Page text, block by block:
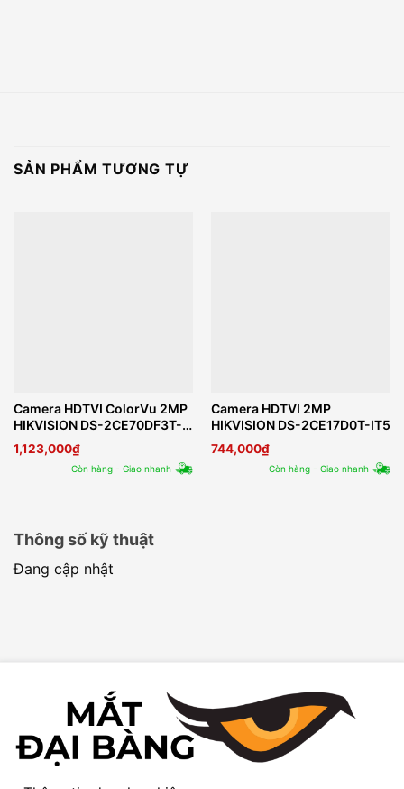
SẢN PHẨM TƯƠNG TỰ
Camera HDTVI ColorVu 2MP
HIKVISION DS-2CE70DF3T-
PTS
1,123,000₫
Còn hàng - Giao nhanh
Camera HDTVI 2MP
HIKVISION DS-2CE17D0T-IT5
744,000₫
Còn hàng - Giao nhanh
Thông số kỹ thuật
Đang cập nhật